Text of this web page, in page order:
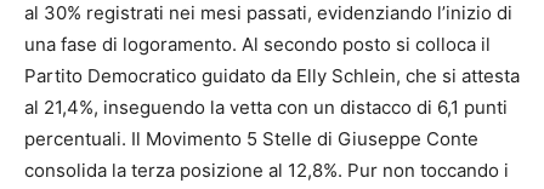
al 30% registrati nei mesi passati, evidenziando l’inizio di
una fase di logoramento. Al secondo posto si colloca il
Partito Democratico guidato da Elly Schlein, che si attesta
al 21,4%, inseguendo la vetta con un distacco di 6,1 punti
percentuali. Il Movimento 5 Stelle di Giuseppe Conte
consolida la terza posizione al 12,8%. Pur non toccando i